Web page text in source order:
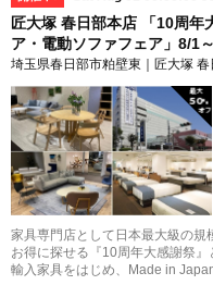
匠大塚 春日部本店 「10周年
ア・電動ソファフェア」8/1
埼玉県春日部市粕壁東｜匠大塚
最大
50%
家具専門店として日本最大級の
お得に探せる『10周年大感謝祭』
輸入家具をはじめ、Made in